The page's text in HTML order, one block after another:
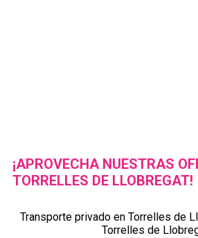
¡APROVECHA NUESTRAS
TORRELLES DE LLOBREGAT!
Transporte privado en Torrelles de
Torrelles de